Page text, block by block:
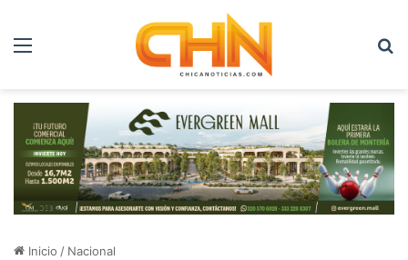
Menú
Inicio / Nacional